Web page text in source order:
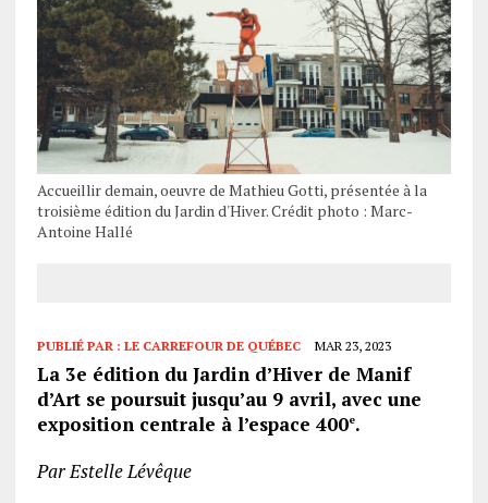
Accueillir demain, oeuvre de Mathieu Gotti, présentée à la
troisième édition du Jardin d'Hiver. Crédit photo : Marc-
Antoine Hallé
PUBLIÉ PAR : LE CARREFOUR DE QUÉBEC MAR 23, 2023
La 3e édition du Jardin d’Hiver de Manif
d’Art se poursuit jusqu’au 9 avril, avec une
exposition centrale à l’espace 400e.
Par Estelle Lévêque